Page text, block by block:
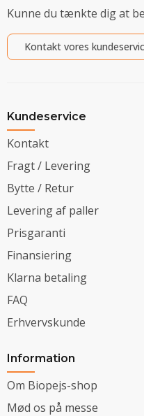
Kunne du tænkte dig at
Kontakt vores
Kundeservice
Kontakt
Fragt / Levering
Bytte / Retur
Levering af paller
Prisgaranti
Finansiering
Klarna betaling
FAQ
Erhvervskunde
Information
Om Biopejs-shop
Mød os på messe